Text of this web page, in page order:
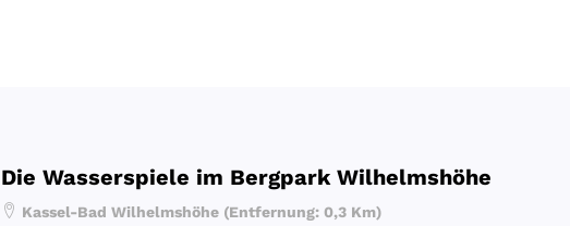
Die Wasserspiele im Bergpark Wilhelmshöhe
Kassel-Bad Wilhelmshöhe (Entfernung: 0,3 Km)